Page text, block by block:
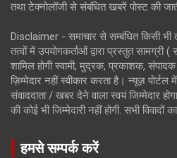
तथा टेक्नोलॉजी से संबंधित खबरें पोस्ट की
Disclaimer - समाचार से सम्बंधित किसी
तत्वों में उपयोगकर्ताओं द्वारा प्रस्तुत सामग्री
शामिल होगी स्वामी, मुद्रक, प्रकाशक,
ज़िम्मेदार नहीं स्वीकार करता है। न्यूज़ पोर्टल
संवाददाता / खबर देने वाला स्वयं जिम्मेदार
की कोई भी जिम्मेदारी नहीं होगी. सभी विवादों
हमसे सम्पर्क करें